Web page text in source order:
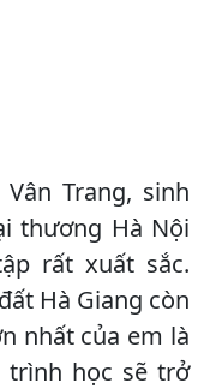
Trang, sinh
thương Hà Nội
rất xuất sắc.
Hà Giang còn
nhất của em là
trình học sẽ trở